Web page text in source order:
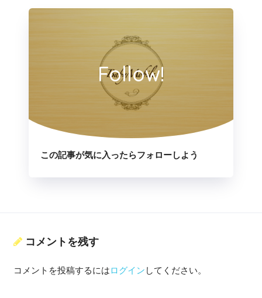
Follow!
この記事が気に入ったらフォローしよう
コメントを残す
コメントを投稿するにはログイン してください。